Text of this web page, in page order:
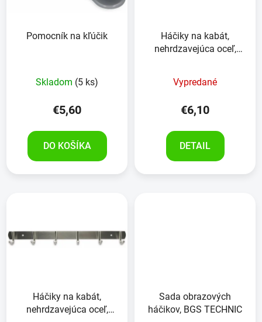
Pomocník na kľúčik
Skladom (5 ks)
€5,60
DO KOŠÍKA
Háčiky na kabát,
nehrdzavejúca oceľ,
Vypredané
€6,10
DETAIL
Háčiky na kabát,
nehrdzavejúca oceľ,
Sada obrazových
háčikov, BGS TECHNIC